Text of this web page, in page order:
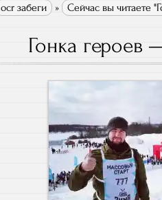
ocr забеги » Сейчас вы читаете
Гонка героев